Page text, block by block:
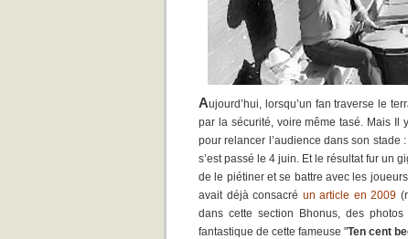
Aujourd’hui, lorsqu’un fan traverse le
par la sécurité, voire même tasé. Mais Il
pour relancer l’audience dans son stade
s’est passé le 4 juin. Et le résultat fur un
de le piétiner et se battre avec les
avait déjà consacré un article en 2009
dans cette section Bhonus, des
fantastique de cette fameuse "Ten cent